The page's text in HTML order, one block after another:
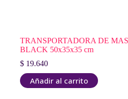
TRANSPORTADORA DE
BLACK 50x35x35 cm
$ 19.640
Añadir al carrito